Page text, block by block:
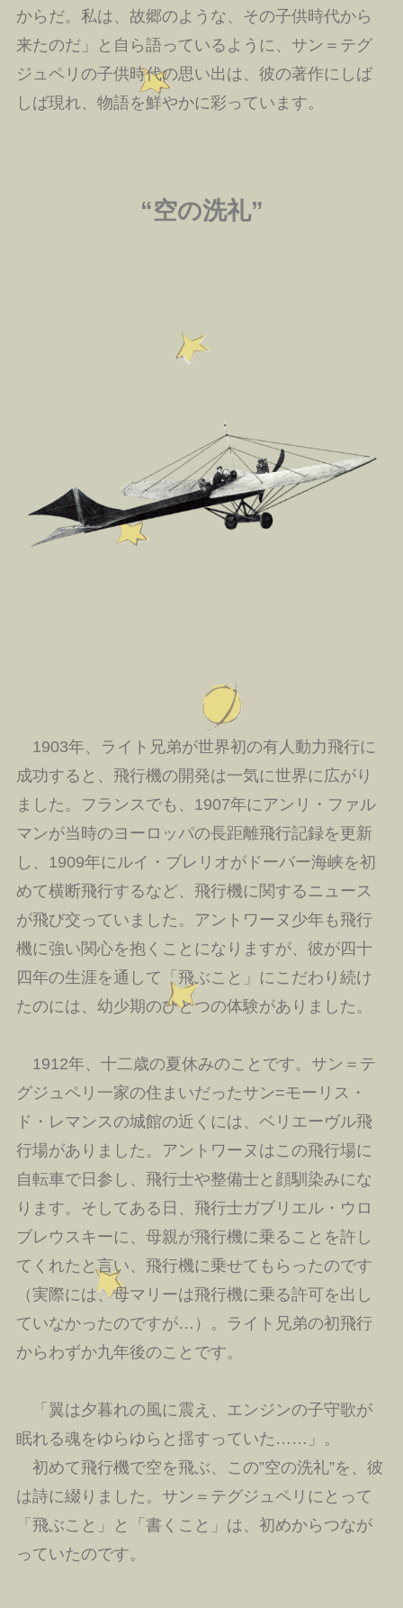
からだ。私は、故郷のような、その子供時代から
来たのだ」と自ら語っているように、サン＝テグ
ジュペリの子供時代の思い出は、彼の著作にしば
しば現れ、物語を鮮やかに彩っています。
“空の洗礼”
1903年、ライト兄弟が世界初の有人動力飛行に
成功すると、飛行機の開発は一気に世界に広がり
ました。フランスでも、1907年にアンリ・ファル
マンが当時のヨーロッパの長距離飛行記録を更新
し、1909年にルイ・ブレリオがドーバー海峡を初
めて横断飛行するなど、飛行機に関するニュース
が飛び交っていました。アントワーヌ少年も飛行
機に強い関心を抱くことになりますが、彼が四十
四年の生涯を通して「飛ぶこと」にこだわり続け
たのには、幼少期のひとつの体験がありました。
1912年、十二歳の夏休みのことです。サン＝テ
グジュペリ一家の住まいだったサン=モーリス・
ド・レマンスの城館の近くには、ベリエーヴル飛
行場がありました。アントワーヌはこの飛行場に
自転車で日参し、飛行士や整備士と顔馴染みにな
ります。そしてある日、飛行士ガブリエル・ウロ
ブレウスキーに、母親が飛行機に乗ることを許し
てくれたと言い、飛行機に乗せてもらったのです
（実際には、母マリーは飛行機に乗る許可を出し
ていなかったのですが…）。ライト兄弟の初飛行
からわずか九年後のことです。
「翼は夕暮れの風に震え、エンジンの子守歌が
眠れる魂をゆらゆらと揺すっていた……」。
初めて飛行機で空を飛ぶ、この”空の洗礼”を、彼
は詩に綴りました。サン＝テグジュペリにとって
「飛ぶこと」と「書くこと」は、初めからつなが
っていたのです。